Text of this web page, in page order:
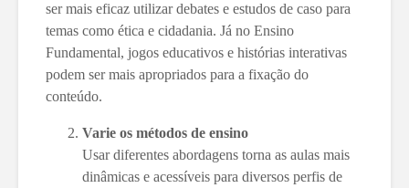
ser mais eficaz utilizar debates e estudos de caso para
temas como ética e cidadania. Já no Ensino
Fundamental, jogos educativos e histórias interativas
podem ser mais apropriados para a fixação do
conteúdo.
Varie os métodos de ensino
Usar diferentes abordagens torna as aulas mais
dinâmicas e acessíveis para diversos perfis de